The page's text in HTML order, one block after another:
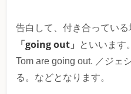
告白して、付き合ってい
「going out」
といいます
Tom are going out. ／ジェ
る。などとなります。